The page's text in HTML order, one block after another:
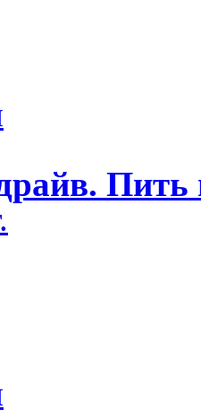
Пить